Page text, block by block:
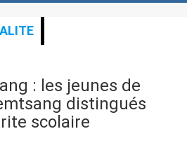
: les jeunes de
distingués
scolaire